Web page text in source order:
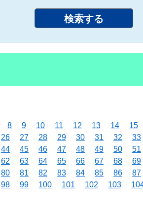
8 9 10 11 12 13 14 15
26 27 28 29 30 31 32 33
44 45 46 47 48 49 50 51
62 63 64 65 66 67 68 69
80 81 82 83 84 85 86 87
98 99 100 101 102 103